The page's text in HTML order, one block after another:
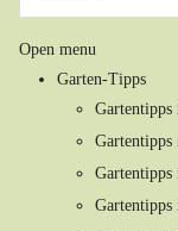
Open menu
Garten-Tipps
Gartentipps